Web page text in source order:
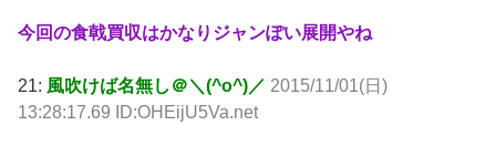
今回の食戟買収はかなりジャンぽい展開やね
21: 風吹けば名無し＠＼(^o^)／ 2015/11/01(日)
13:28:17.69 ID:OHEijU5Va.net